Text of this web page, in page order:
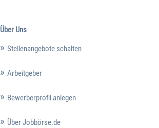
Über Uns
Stellenangebote schalten
Arbeitgeber
Bewerberprofil anlegen
Über Jobbörse.de